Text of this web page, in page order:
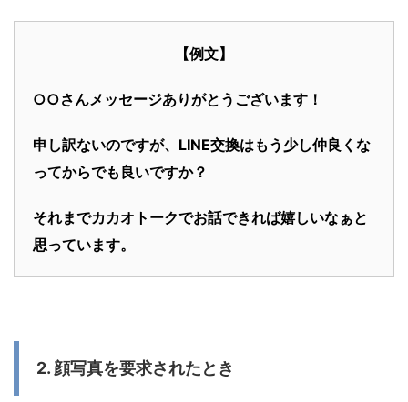
【例文】
○○さんメッセージありがとうございます！
申し訳ないのですが、LINE交換はもう少し仲良くな
ってからでも良いですか？
それまでカカオトークでお話できれば嬉しいなぁと
思っています。
2. 顔写真を要求されたとき